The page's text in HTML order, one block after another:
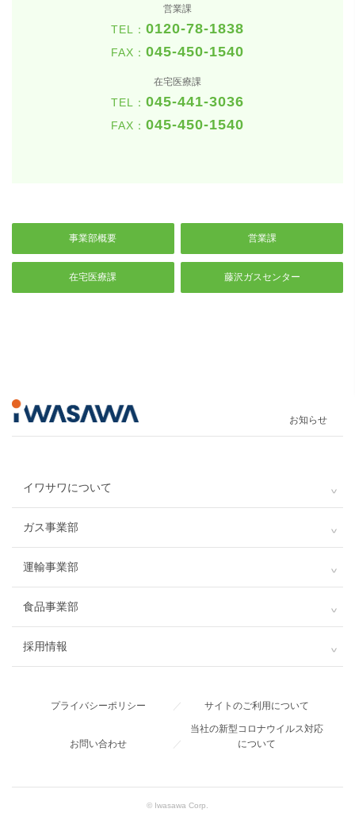
営業課
TEL： 0120-78-1838
FAX： 045-450-1540
在宅医療課
TEL： 045-441-3036
FAX： 045-450-1540
事業部概要 営業課
在宅医療課 藤沢ガスセンター
お知らせ
イワサワについて
ガス事業部
運輸事業部
食品事業部
採用情報
プライバシーポリシー ／ サイトのご利用について
お問い合わせ ／
当社の新型コロナウイルス対応
について
© Iwasawa Corp.